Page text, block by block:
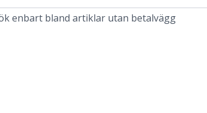
enbart bland artiklar utan betalvägg